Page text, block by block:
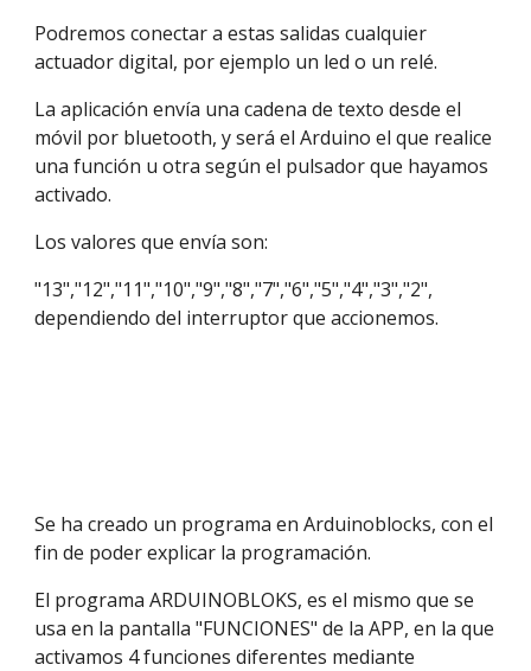
Podremos conectar a estas salidas cualquier
actuador digital, por ejemplo un led o un relé.
La aplicación envía una cadena de texto desde el
móvil por bluetooth, y será el Arduino el que realice
una función u otra según el pulsador que hayamos
activado.
Los valores que envía son:
"13","12","11","10","9","8","7","6","5","4","3","2",
dependiendo del interruptor que accionemos.
Se ha creado un programa en Arduinoblocks, con el
fin de poder explicar la programación.
El programa ARDUINOBLOKS, es el mismo que se
usa en la pantalla "FUNCIONES" de la APP, en la que
activamos 4 funciones diferentes mediante